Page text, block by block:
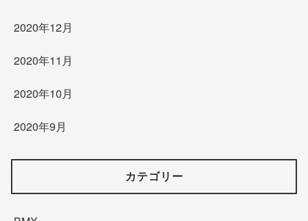
2020年12月
2020年11月
2020年10月
2020年9月
カテゴリー